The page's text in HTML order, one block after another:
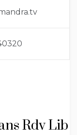
Rdv Lib